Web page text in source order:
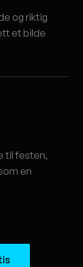
og riktig
et bilde
til festen,
en